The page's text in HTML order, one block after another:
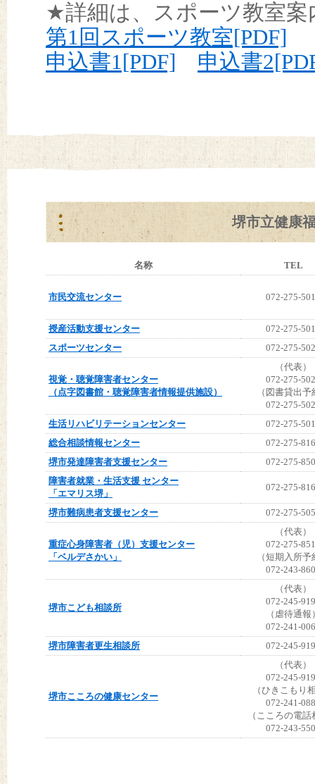
★詳細は、スポーツ教室
第1回スポーツ教室[PDF]
申込書1[PDF]
申込書
堺市立健康
名称 TEL
市民交流センター 072-275-
授産活動支援センター
072-275-
スポーツセンター
072-275-
視覚・聴覚障害者センター
（点字図書館・聴覚障害者情報提供施設）
（代表）
072-275-
（図書貸出予
072-275-
生活リハビリテーションセンター
072-275-
総合相談情報センター
072-275-
堺市発達障害者支援センター
072-275-
障害者就業・生活支援 センター
「エマリス堺」
072-275-
堺市難病患者支援センター 072-275-
重症心身障害者（児）支援センター
「ベルデさかい」
（代表）
072-275-
（短期入所予
072-243-
堺市こども相談所
（代表）
072-245-
（虐待通報
072-241-
堺市障害者更生相談所
072-245-
堺市こころの健康センター
（代表）
072-245-
（ひきこもり
072-241-
（こころの電
072-243-